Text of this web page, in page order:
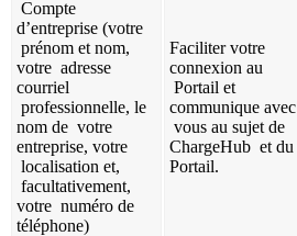
Compte
d’entreprise (votre
prénom et nom,
votre adresse
courriel
professionnelle, le
nom de votre
entreprise, votre
localisation et,
facultativement,
votre numéro de
téléphone)
Faciliter votre
connexion au
Portail et
communique avec
vous au sujet de
ChargeHub et du
Portail.